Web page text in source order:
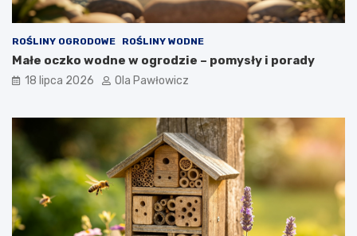
ROŚLINY OGRODOWE ROŚLINY WODNE
Małe oczko wodne w ogrodzie – pomysły i porady
18 lipca 2026 Ola Pawłowicz